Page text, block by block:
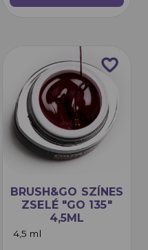
favorite_border
BRUSH&GO SZÍNES
ZSELÉ "GO 135"
4,5ML
4,5 ml